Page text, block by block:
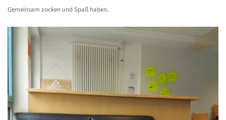
Gemeinsam zocken und Spaß haben.